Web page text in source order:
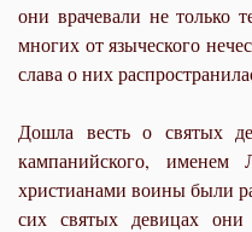
они врачевали не только
многих от языческого
слава о них
Дошла весть о святых
кампанийского, именем
христианами воины были
сих святых девицах